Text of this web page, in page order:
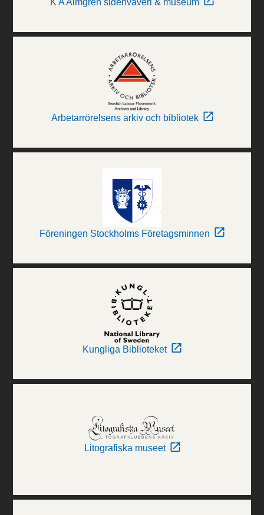
Arbetarrörelsens arkiv och bibliotek
Föreningen Stockholms Företagsminnen
Kungliga Biblioteket
Litografiska museet